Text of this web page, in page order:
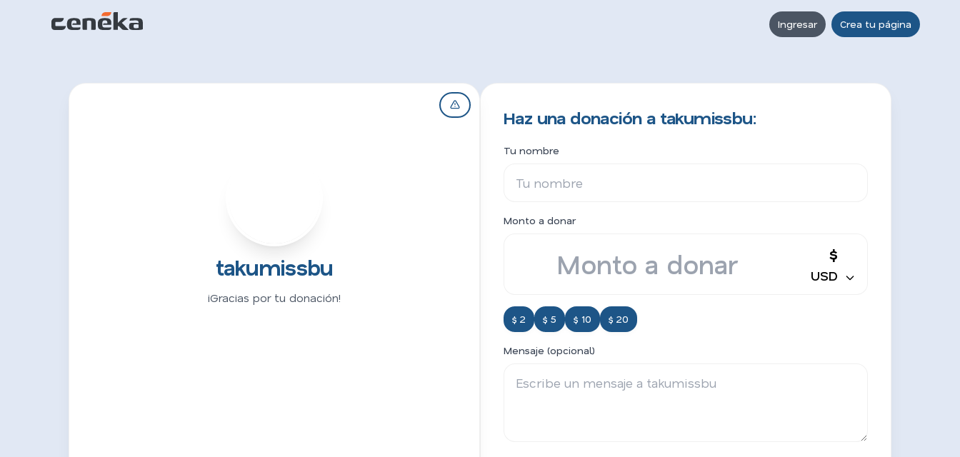
Ingresar Crea tu página
takumissbu
¡Gracias por tu donación!
Haz una donación a takumissbu:
Tu nombre
Monto a donar
$
USD
$ 2 $ 5 $ 10 $ 20
Mensaje (opcional)